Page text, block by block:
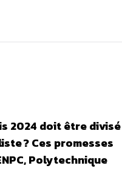
2024 doit être divisé
? Ces promesses
Polytechnique